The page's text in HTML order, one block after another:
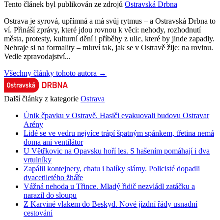
Tento článek byl publikován ze zdrojů Ostravská Drbna
Ostrava je syrová, upřímná a má svůj rytmus – a Ostravská Drbna to
ví. Přináší zprávy, které jdou rovnou k věci: nehody, rozhodnutí
města, protesty, kulturní dění i příběhy z ulic, které by jinde zapadly.
Nehraje si na formality – mluví tak, jak se v Ostravě žije: na rovinu.
Vedle zpravodajství...
Všechny články tohoto autora →
Další články z kategorie Ostrava
Únik čpavku v Ostravě. Hasiči evakuovali budovu Ostravar
Arény
Lidé se ve vedru nejvíce trápí špatným spánkem, třetina nemá
doma ani ventilátor
U Větřkovic na Opavsku hoří les. S hašením pomáhají i dva
vrtulníky
Zapálil kontejnery, chatu i balíky slámy. Policisté dopadli
dvacetiletého žháře
Vážná nehoda u Třince. Mladý řidič nezvládl zatáčku a
narazil do sloupu
Z Karviné vlakem do Beskyd. Nové jízdní řády usnadní
cestování